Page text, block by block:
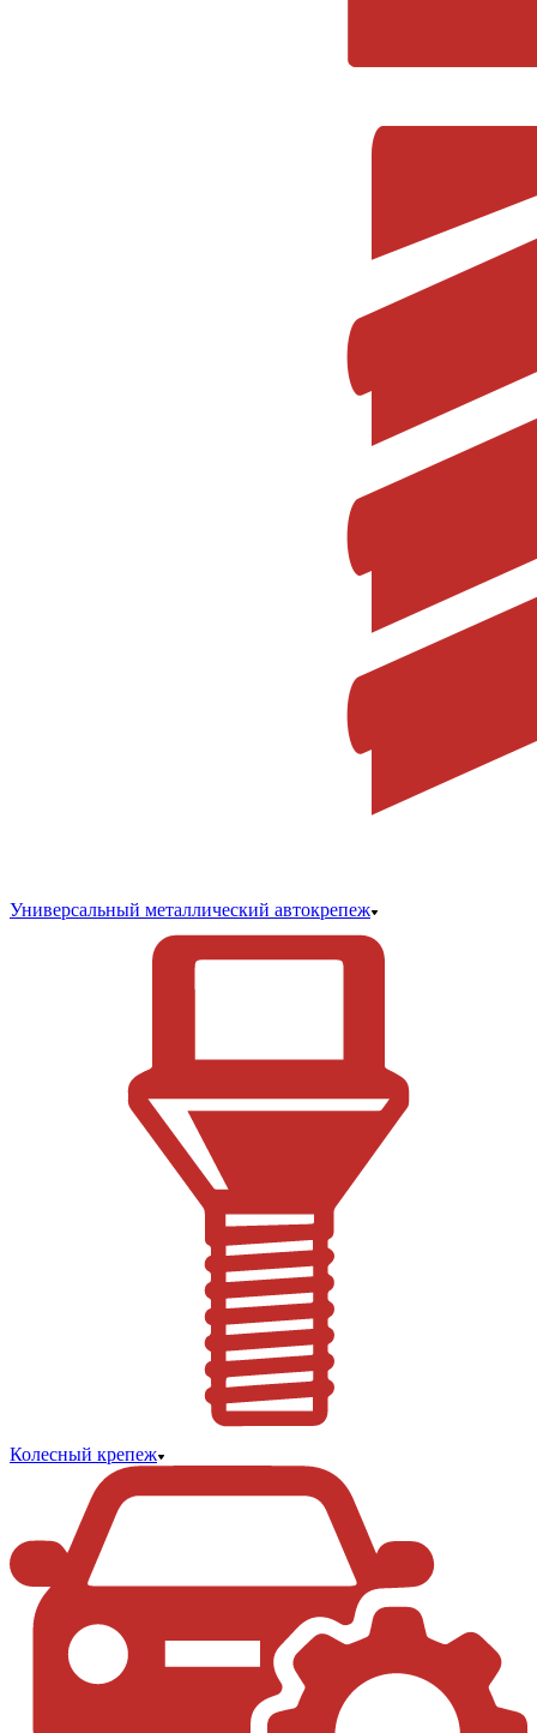
Универсальный металлический автокрепеж
Колесный крепеж